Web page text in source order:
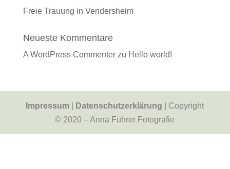
Freie Trauung in Vendersheim
Neueste Kommentare
A WordPress Commenterzu Hello world!
Impressum Datenschutzerklärung | Copyright
© 2020 – Anna Führer Fotografie